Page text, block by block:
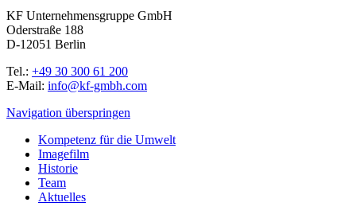
KF Unternehmensgruppe GmbH
Oderstraße 188
D-12051 Berlin
Tel.: +49 30 300 61 200
E-Mail: info@kf-gmbh.com
Navigation überspringen
Kompetenz für die Umwelt
Imagefilm
Historie
Team
Aktuelles